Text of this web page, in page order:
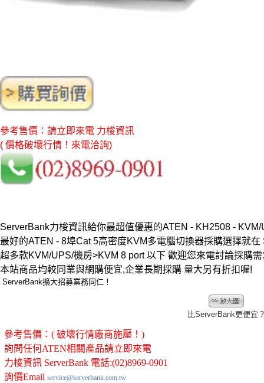
參考售價：請立即來電 力梭資訊
( 價格破壞行情！來電洽詢)
ServerBank力梭資訊給你最超值優惠的ATEN - KH2508 - KVM/
最好的ATEN - 8埠Cat 5高密度KVM多電腦切換器採購選擇就在
超多款KVM/UPS/機房>KVM 8 port 以下 歡迎您來電討論採購
本站商品均較同業與網購便宜,企業長期採購 量大另有折扣喔!
ServerBank擴大招募業務同仁！
比ServerBank更便宜
參考售價：( 破壞行情廠商施壓！)
詢問任何ATEN相關產品請立即來電
力梭資訊 ServerBank 電話:(02)8969-0901
詢價Email service@serverbank.com.tw